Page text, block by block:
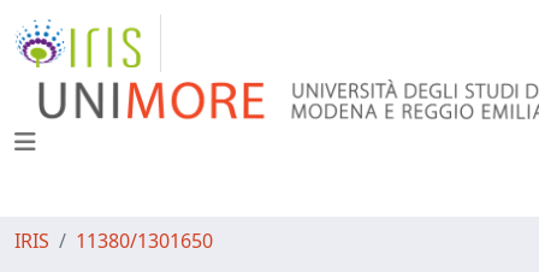
IRIS 11380/1301650